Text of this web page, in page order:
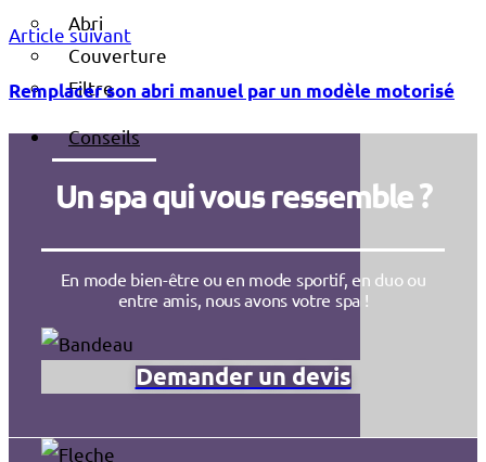
Abri
Couverture
Filtre
Conseils
Article suivant
Remplacer son abri manuel par un modèle motorisé
Un spa qui vous ressemble ?
En mode bien-être ou en mode sportif, en duo ou
entre amis, nous avons votre spa !
Demander un devis